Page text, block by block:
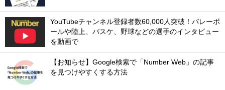
YouTubeチャンネル登録者数60,000人突破！バレーボ
ールや陸上、バスケ、野球などの選手のインタビュー
を動画で
【お知らせ】Google検索で「Number Web」の記事
を見つけやすくする方法